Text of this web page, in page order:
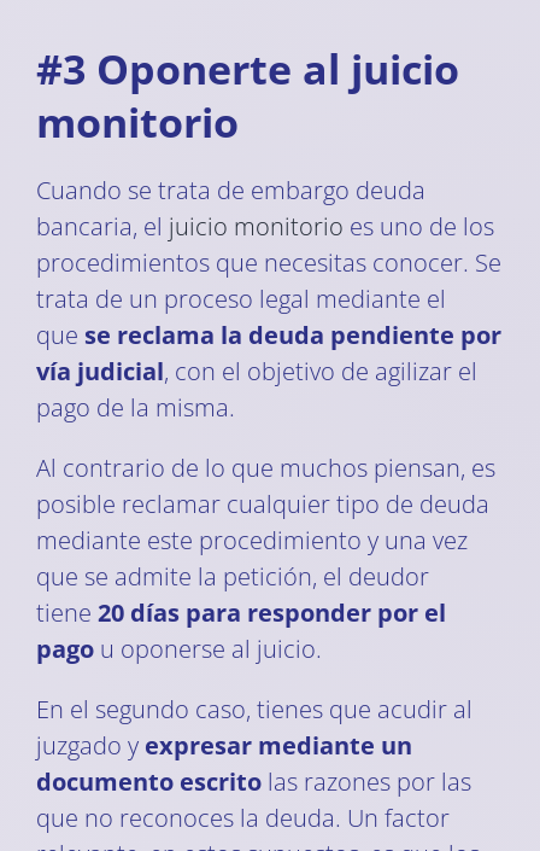
#3 Oponerte al juicio
monitorio
Cuando se trata de embargo deuda
bancaria, el juicio monitorio es uno de los
procedimientos que necesitas conocer. Se
trata de un proceso legal mediante el
que se reclama la deuda pendiente por
vía judicial, con el objetivo de agilizar el
pago de la misma.
Al contrario de lo que muchos piensan, es
posible reclamar cualquier tipo de deuda
mediante este procedimiento y una vez
que se admite la petición, el deudor
tiene 20 días para responder por el
pagou oponerse al juicio.
En el segundo caso, tienes que acudir al
juzgado y expresar mediante un
documento escritolas razones por las
que no reconoces la deuda. Un factor